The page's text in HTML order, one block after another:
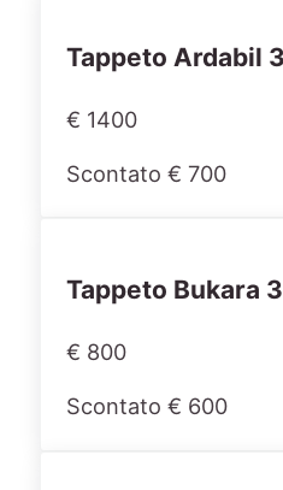
Tappeto Ardabil
€ 1400
Scontato € 700
Tappeto Bukara
€ 800
Scontato € 600